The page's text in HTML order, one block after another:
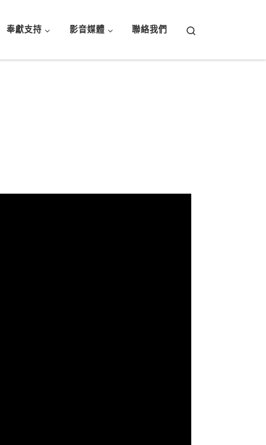
奉獻支持 影音媒體 聯絡我們